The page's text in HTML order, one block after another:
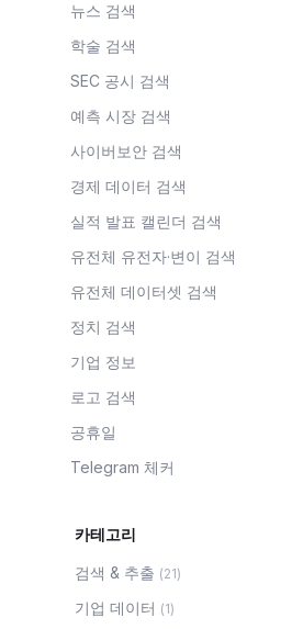
뉴스 검색
학술 검색
SEC 공시 검색
예측 시장 검색
사이버보안 검색
경제 데이터 검색
실적 발표 캘린더 검색
유전체 유전자·변이 검색
유전체 데이터셋 검색
정치 검색
기업 정보
로고 검색
공휴일
Telegram 체커
카테고리
검색 & 추출 (21)
기업 데이터 (1)